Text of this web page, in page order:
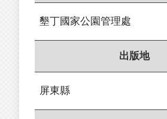
墾丁國家公園管理處
出版地
屏東縣